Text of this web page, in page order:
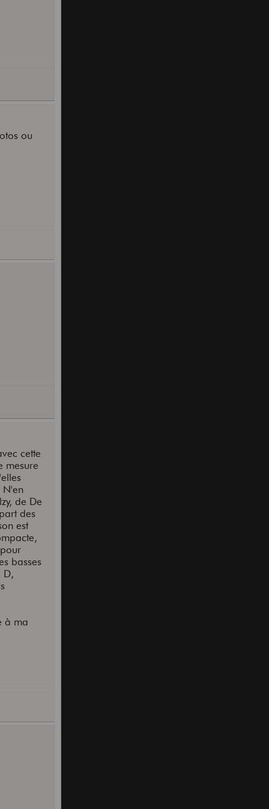
ou
cette
mesure
N'en
de De
des
est
basses
D,
à ma